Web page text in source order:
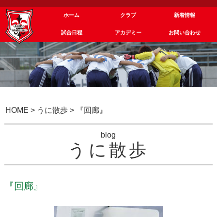
ホーム クラブ 新着情報
試合日程 アカデミー お問い合わせ
HOME > うに散歩 > 『回廊』
blog
うに散歩
『回廊』